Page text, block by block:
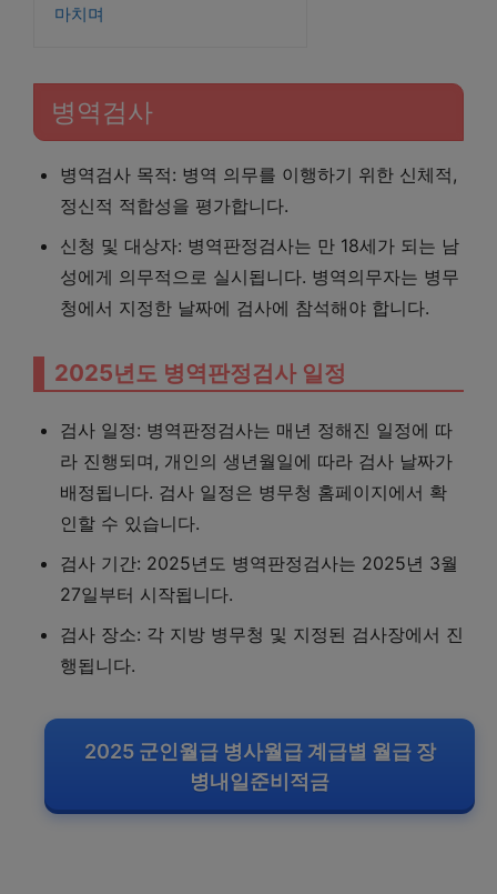
마치며
병역검사
병역검사 목적: 병역 의무를 이행하기 위한 신체적,
정신적 적합성을 평가합니다.
신청 및 대상자: 병역판정검사는 만 18세가 되는 남
성에게 의무적으로 실시됩니다. 병역의무자는 병무
청에서 지정한 날짜에 검사에 참석해야 합니다.
2025년도 병역판정검사 일정
검사 일정: 병역판정검사는 매년 정해진 일정에 따
라 진행되며, 개인의 생년월일에 따라 검사 날짜가
배정됩니다. 검사 일정은 병무청 홈페이지에서 확
인할 수 있습니다.
검사 기간: 2025년도 병역판정검사는 2025년 3월
27일부터 시작됩니다.
검사 장소: 각 지방 병무청 및 지정된 검사장에서 진
행됩니다.
2025 군인월급 병사월급 계급별 월급 장
병내일준비적금